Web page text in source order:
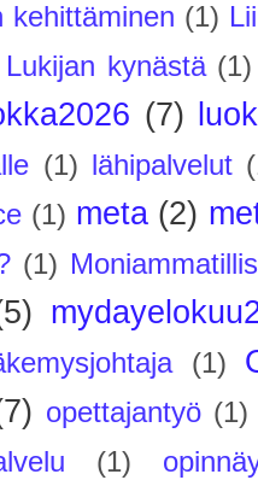
kehittäminen (1)
Lukijan kynästä (1)
(7)
(1) lähipalvelut
(1) meta (2)
(1)
(1)
opettajantyö (1)
(1)